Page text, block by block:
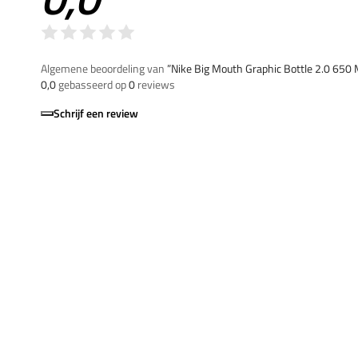
Algemene beoordeling van”Nike Big Mouth Graphic Bottle 2.0 650
0,0gebasseerd op0reviews
Schrijf een review